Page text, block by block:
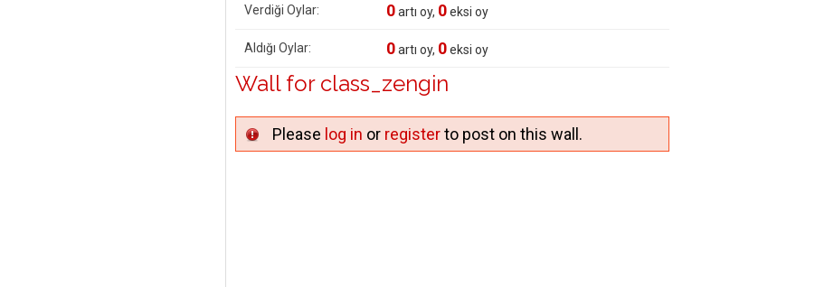
Verdiği Oylar: 0artı oy, 0eksi oy
Aldığı Oylar: 0artı oy, 0eksi oy
Wall for class_zengin
Please log in or registerto post on this wall.